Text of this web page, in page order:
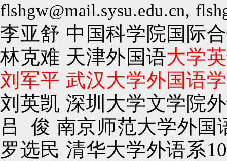
flshgw@mail.sysu.edu.cn,
李亚舒 中国科学院国际
林克难 天津外国语大学
刘军平 武汉大学外国语
刘英凯 深圳大学文学院
吕 俊 南京师范大学外国
罗选民 清华大学外语系